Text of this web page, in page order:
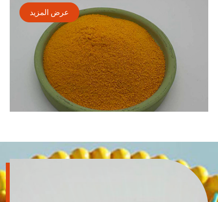
عرض المزيد
للغاية (>>>). تكنولوجيا الحويصلية تحل هذه المشكلة.